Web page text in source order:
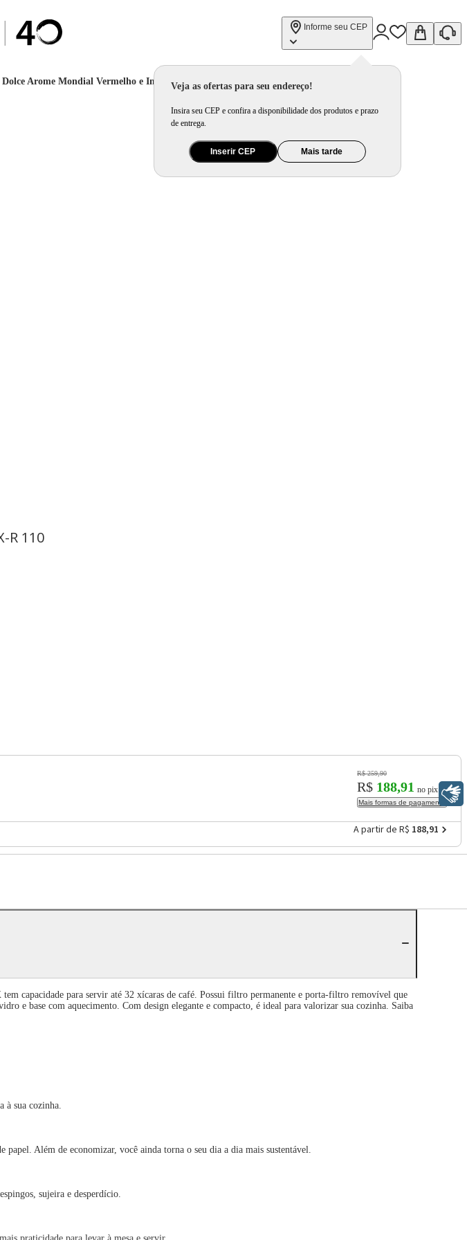
Informe seu CEP
Veja as ofertas para seu endereço!
Insira seu CEP e confira a disponibilidade dos produtos e prazo
de entrega.
Inserir CEP Mais tarde
Arome Mondial Vermelho e Inox 800W C-32-32X-R
R 110
R$ 259,90
R$ 188,91 no pix
Mais formas de pagamento
A partir de R$ 188,91
capacidade para servir até 32 xícaras de café. Possui filtro permanente e porta-filtro removível que
e base com aquecimento. Com design elegante e compacto, é ideal para valorizar sua cozinha. Saiba
à sua cozinha.
Além de economizar, você ainda torna o seu dia a dia mais sustentável.
sujeira e desperdício.
Libras